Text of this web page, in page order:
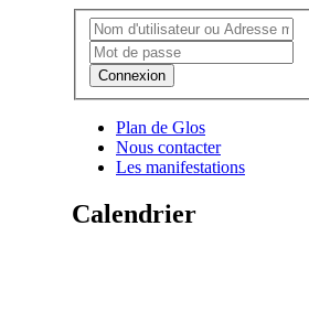
Connexion
Plan de Glos
Nous contacter
Les manifestations
Calendrier